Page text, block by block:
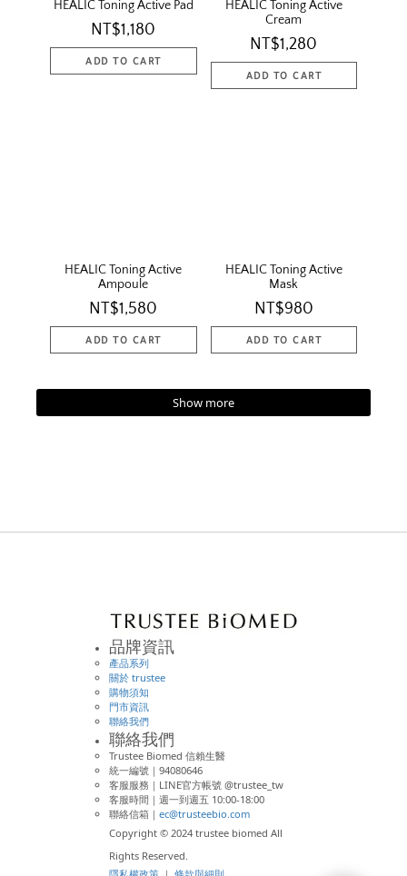
HEALIC Toning Active Pad
NT$1,180
HEALIC Toning Active
Cream
NT$1,280
HEALIC Toning Active
Ampoule
NT$1,580
HEALIC Toning Active
Mask
NT$980
Show more
品牌資訊
產品系列
關於 trustee
購物須知
門市資訊
聯絡我們
聯絡我們
Trustee Biomed 信賴生醫
統一編號｜94080646
客服服務｜LINE官方帳號 @trustee_tw
客服時間｜週一到週五 10:00-18:00
聯絡信箱｜ ec@trusteebio.com
Copyright © 2024 trustee biomed All
Rights Reserved.